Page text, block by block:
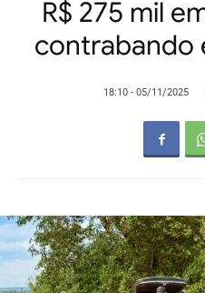
R$ 275 mil
contrabando
18:10 - 05/11/2025